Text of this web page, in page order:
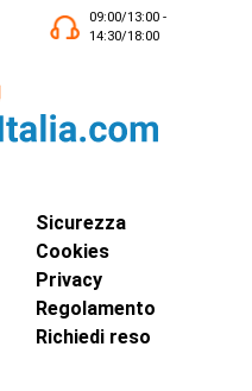
09:00/13:00 -
14:30/18:00
Sicurezza
Cookies
Privacy
Regolamento
Richiedi reso